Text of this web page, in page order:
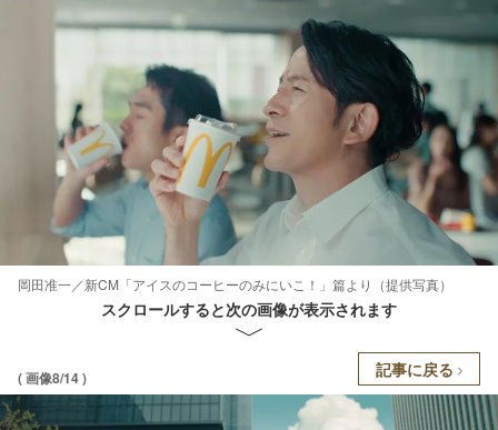
岡田准一／新CM「アイスのコーヒーのみにいこ！」篇より（提供写真）
スクロールすると次の画像が表示されます
( 画像8/14 ) 記事に戻る